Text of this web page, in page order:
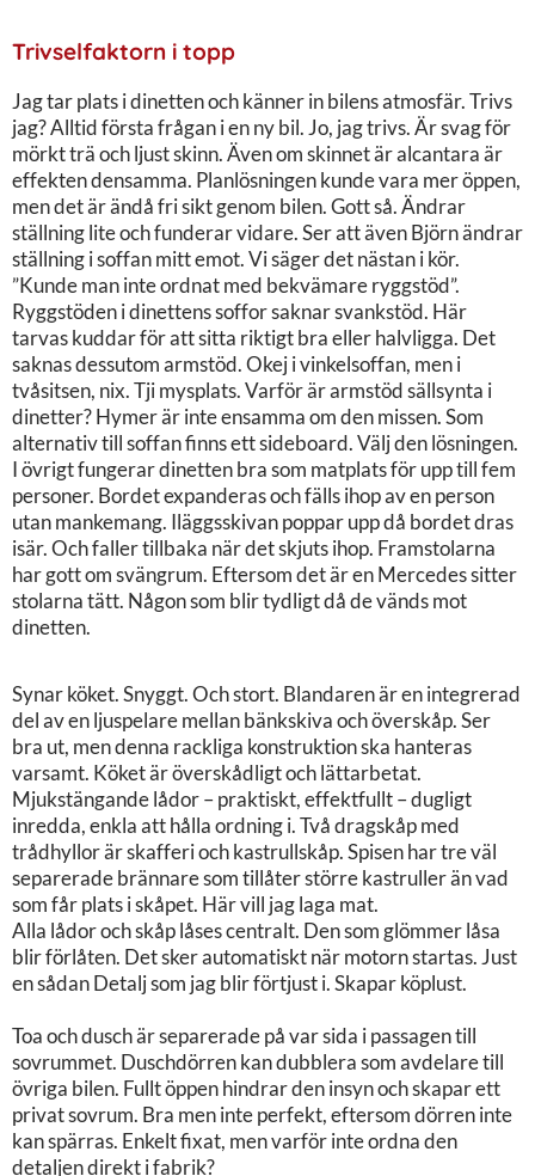
Trivselfaktorn i topp
Jag tar plats i dinetten och känner in bilens atmosfär. Trivs
jag? Alltid första frågan i en ny bil. Jo, jag trivs. Är svag för
mörkt trä och ljust skinn. Även om skinnet är alcantara är
effekten densamma. Planlösningen kunde vara mer öppen,
men det är ändå fri sikt genom bilen. Gott så. Ändrar
ställning lite och funderar vidare. Ser att även Björn ändrar
ställning i soffan mitt emot. Vi säger det nästan i kör.
”Kunde man inte ordnat med bekvämare ryggstöd”.
Ryggstöden i dinettens soffor saknar svankstöd. Här
tarvas kuddar för att sitta riktigt bra eller halvligga. Det
saknas dessutom armstöd. Okej i vinkelsoffan, men i
tvåsitsen, nix. Tji mysplats. Varför är armstöd sällsynta i
dinetter? Hymer är inte ensamma om den missen. Som
alternativ till soffan finns ett sideboard. Välj den lösningen.
I övrigt fungerar dinetten bra som matplats för upp till fem
personer. Bordet expanderas och fälls ihop av en person
utan mankemang. Iläggsskivan poppar upp då bordet dras
isär. Och faller tillbaka när det skjuts ihop. Framstolarna
har gott om svängrum. Eftersom det är en Mercedes sitter
stolarna tätt. Någon som blir tydligt då de vänds mot
dinetten.
Synar köket. Snyggt. Och stort. Blandaren är en integrerad
del av en ljuspelare mellan bänkskiva och överskåp. Ser
bra ut, men denna rackliga konstruktion ska hanteras
varsamt. Köket är överskådligt och lättarbetat.
Mjukstängande lådor – praktiskt, effektfullt – dugligt
inredda, enkla att hålla ordning i. Två dragskåp med
trådhyllor är skafferi och kastrullskåp. Spisen har tre väl
separerade brännare som tillåter större kastruller än vad
som får plats i skåpet. Här vill jag laga mat.
Alla lådor och skåp låses centralt. Den som glömmer låsa
blir förlåten. Det sker automatiskt när motorn startas. Just
en sådan Detalj som jag blir förtjust i. Skapar köplust.
Toa och dusch är separerade på var sida i passagen till
sovrummet. Duschdörren kan dubblera som avdelare till
övriga bilen. Fullt öppen hindrar den insyn och skapar ett
privat sovrum. Bra men inte perfekt, eftersom dörren inte
kan spärras. Enkelt fixat, men varför inte ordna den
detaljen direkt i fabrik?